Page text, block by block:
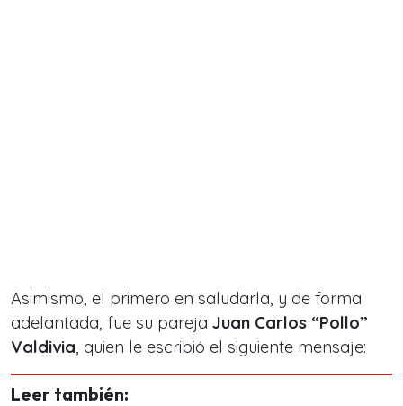
Asimismo, el primero en saludarla, y de forma
adelantada, fue su pareja Juan Carlos “Pollo”
Valdivia, quien le escribió el siguiente mensaje:
Leer también: